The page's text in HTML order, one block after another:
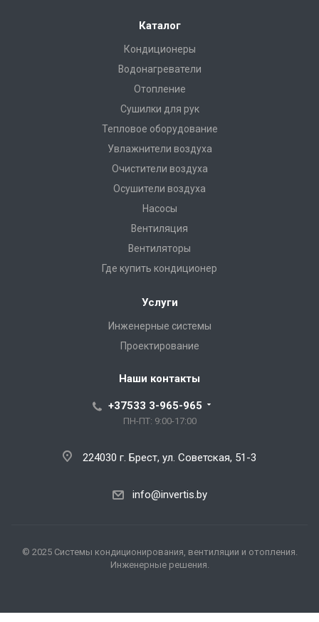
Каталог
Кондиционеры
Водонагреватели
Отопление
Сушилки для рук
Тепловое оборудование
Увлажнители воздуха
Очистители воздуха
Осушители воздуха
Насосы
Вентиляция
Вентиляторы
Где купить кондиционер
Услуги
Инженерные системы
Проектирование
Наши контакты
+37533 3-965-965
ПН-ПТ: 9:00-17:00
224030 г. Брест, ул. Советская, 51-3
info@invertis.by
© 2025 Системы кондиционирования, вентиляции и отопления.
Инженерные решения.